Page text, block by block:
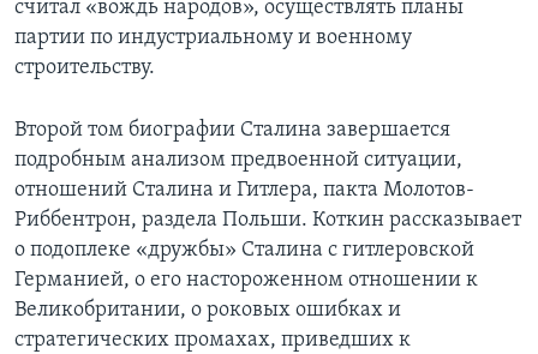
считал «вождь народов», осуществлять планы
партии по индустриальному и военному
строительству.
Второй том биографии Сталина завершается
подробным анализом предвоенной ситуации,
отношений Сталина и Гитлера, пакта Молотов-
Риббентрон, раздела Польши. Коткин рассказывает
о подоплеке «дружбы» Сталина с гитлеровской
Германией, о его настороженном отношении к
Великобритании, о роковых ошибках и
стратегических промахах, приведших к